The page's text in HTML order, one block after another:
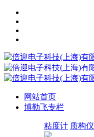
网站首页
博勒飞专栏
粘度计 质构仪